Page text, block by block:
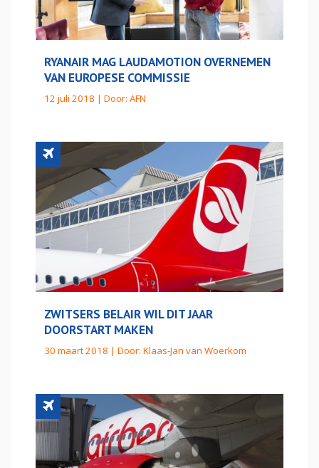
RYANAIR MAG LAUDAMOTION OVERNEMEN
VAN EUROPESE COMMISSIE
12 juli 2018 | Door: AFN
ZWITSERS BELAIR WIL DIT JAAR
DOORSTART MAKEN
30 maart 2018 | Door: Klaas-Jan van Woerkom